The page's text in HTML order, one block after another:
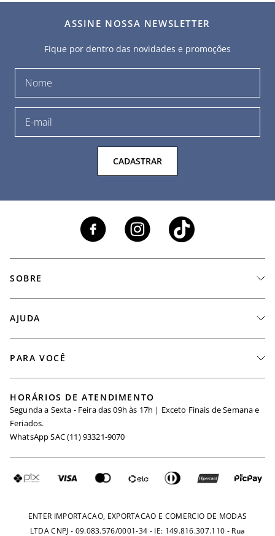
ASSINE NOSSA NEWSLETTER
Fique por dentro das novidades e promoções
CADASTRAR
SOBRE
Seja um Revendedor
Igualdade Salarial
Requisição de Dados
AJUDA
Minha Conta
Trocas
Fretes e Tarifas
PARA VOCÊ
Maternidade
Seja um Afiliado
HORÁRIOS DE ATENDIMENTO
Segunda a Sexta - Feira das 09h às 17h | Exceto Finais de Semana e
Feriados.
WhatsApp SAC (11) 93321-9070
ENTER IMPORTACAO, EXPORTACAO E COMERCIO DE MODAS
LTDA CNPJ - 09.083.576/0001-34 - IE: 149.816.307.110 - Rua